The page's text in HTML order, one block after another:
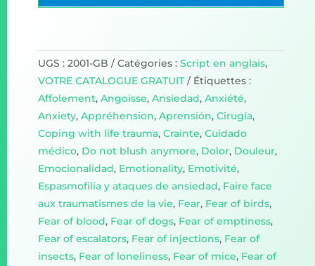
UGS : 2001-GB Catégories : Script en anglais,
VOTRE CATALOGUE GRATUIT
Étiquettes :
Affolement, Angoisse, Ansiedad, Anxiété,
Anxiety, Appréhension, Aprensión, Cirugía,
Coping with life trauma, Crainte, Cuidado
médico, Do not blush anymore, Dolor, Douleur,
Emocionalidad, Emotionality, Emotivité,
Espasmofilia y ataques de ansiedad, Faire face
aux traumatismes de la vie, Fear, Fear of birds,
Fear of blood, Fear of dogs, Fear of emptiness,
Fear of escalators, Fear of injections, Fear of
insects, Fear of loneliness, Fear of mice, Fear of